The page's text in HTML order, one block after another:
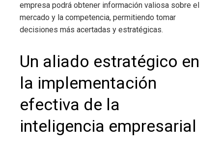
empresa podrá obtener información valiosa sobre el
mercado y la competencia, permitiendo tomar
decisiones más acertadas y estratégicas.
Un aliado estratégico en
la implementación
efectiva de la
inteligencia empresarial